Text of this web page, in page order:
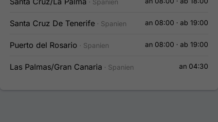
· Spanien
Santa Cruz De Tenerife · Spanien an 08:00 · ab 19:00
Puerto del Rosario · Spanien an 08:00 · ab 19:00
Las Palmas/Gran Canaria · Spanien an 04:30